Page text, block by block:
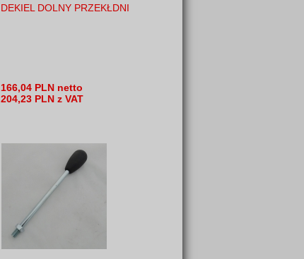
DEKIEL DOLNY PRZEKŁDNI
166,04 PLN netto
204,23 PLN z VAT